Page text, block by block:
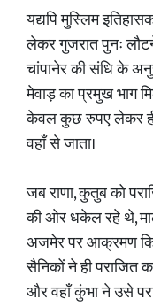
यद्यपि मुस्लिम
लेकर गुजरात पुनः
चांपानेर की संधि के
मेवाड़ का प्रमुख भाग
केवल कुछ रुपए लेकर ही
वहाँ से जाता।
जब राणा, कुतुब को
की ओर धकेल रहे थे,
अजमेर पर आक्रमण
सैनिकों ने ही पराजित
और वहाँ कुंभा ने उसे